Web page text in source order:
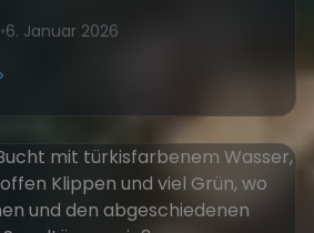
•6. Januar 2026